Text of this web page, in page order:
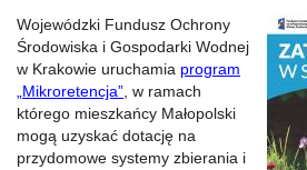
Wojewódzki Fundusz Ochrony
Środowiska i Gospodarki Wodnej
w Krakowie uruchamia program
„Mikroretencja” , w ramach
którego mieszkańcy Małopolski
mogą uzyskać dotację na
przydomowe systemy zbierania i